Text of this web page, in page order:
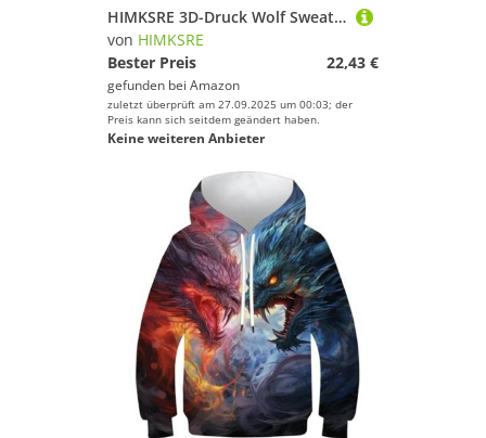
HIMKSRE 3D-Druck Wolf Sweatshirt Jungen Mädchen Tasche Pullover Hoodie for 11-13 Jahre(Style,130)
von HIMKSRE
Bester Preis
22,43 €
gefunden bei Amazon
zuletzt überprüft am 27.09.2025 um 00:03; der
Preis kann sich seitdem geändert haben.
Keine weiteren Anbieter